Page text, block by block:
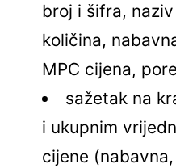
broj i šifra,
količina,
MPC cijena,
sažetak na
i ukupnim
cijene (nabavna,